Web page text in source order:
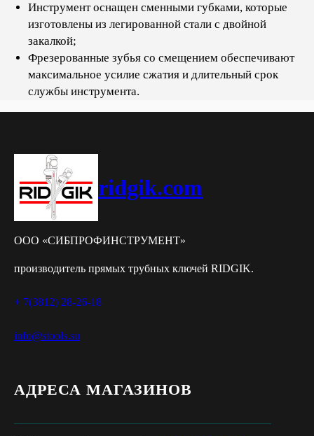
Инструмент оснащен сменными губками, которые
изготовлены из легированной стали с двойной
закалкой;
Фрезерованные зубья со смещением обеспечивают
максимальное усилие сжатия и длительный срок
службы инструмента.
ridgik.com
ООО «СИБПРОФИНСТРУМЕНТ»
производитель прямых трубных ключей RIDGIK.
+ 7(3812) 28-26-18
info@stools.su
АДРЕСА МАГАЗИНОВ